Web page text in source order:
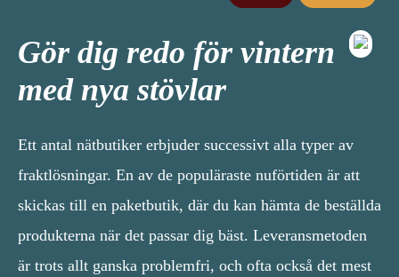
Gör dig redo för vintern
med nya stövlar
Ett antal nätbutiker erbjuder successivt alla typer av
fraktlösningar. En av de populäraste nuförtiden är att
skickas till en paketbutik, där du kan hämta de beställda
produkterna när det passar dig bäst. Leveransmetoden
är trots allt ganska problemfri, och ofta också det mest